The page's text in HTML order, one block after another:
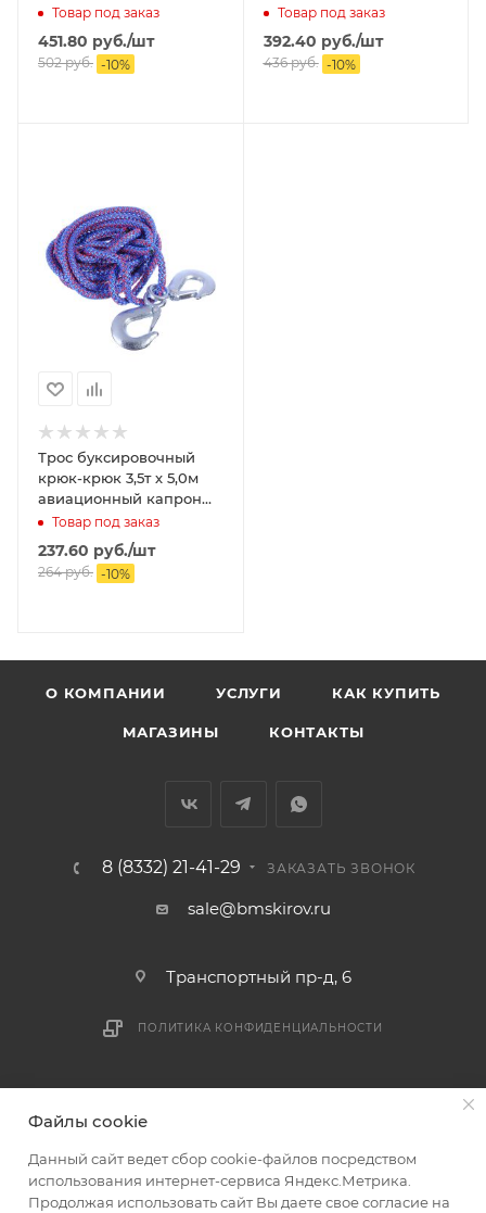
Эксперт
Товар под заказ
451.80 руб./шт
502руб. -10%
Эксперт
Товар под заказ
392.40 руб./шт
436руб. -10%
Трос буксировочный
крюк-крюк 3,5т х 5,0м
авиационный капрон
NEW GALAXY
Товар под заказ
237.60 руб./шт
264руб. -10%
О КОМПАНИИ УСЛУГИ КАК КУПИТЬ
МАГАЗИНЫ КОНТАКТЫ
8 (8332) 21-41-29 ЗАКАЗАТЬ ЗВОНОК
sale@bmskirov.ru
Транспортный пр-д, 6
ПОЛИТИКА КОНФИДЕНЦИАЛЬНОСТИ
Файлы cookie
Данный сайт ведет сбор cookie-файлов посредством
использования интернет-сервиса Яндекс.Метрика.
Продолжая использовать сайт Вы даете свое согласие на